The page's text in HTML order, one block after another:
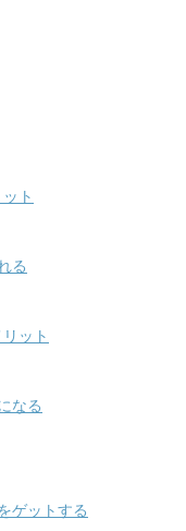
ト
る
ット
なる
ゲットする